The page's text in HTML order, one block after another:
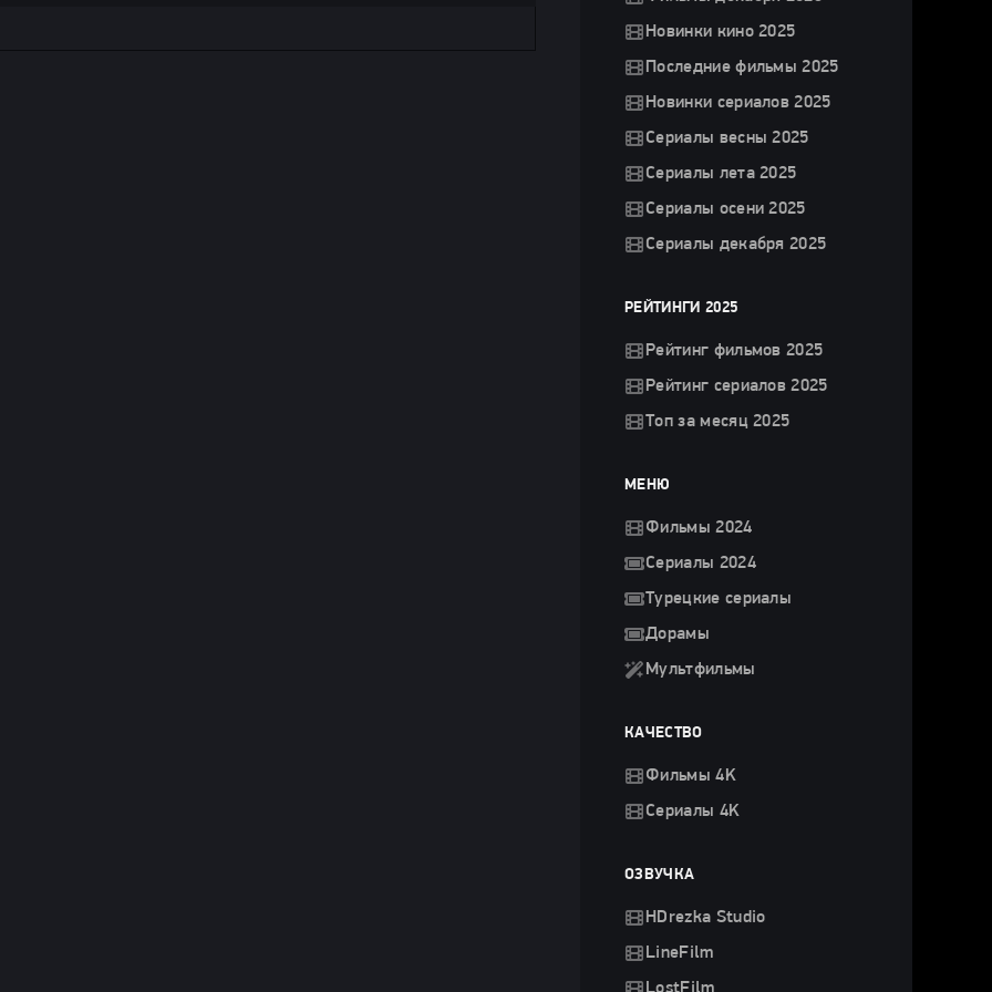
Новинки кино 2025
Последние фильмы 2025
Новинки сериалов 2025
Сериалы весны 2025
Сериалы лета 2025
Сериалы осени 2025
Сериалы декабря 2025
РЕЙТИНГИ 2025
Рейтинг фильмов 2025
Рейтинг сериалов 2025
Топ за месяц 2025
МЕНЮ
Фильмы 2024
Сериалы 2024
Турецкие сериалы
Дорамы
Мультфильмы
КАЧЕСТВО
Фильмы 4K
Сериалы 4K
ОЗВУЧКА
HDrezka Studio
LineFilm